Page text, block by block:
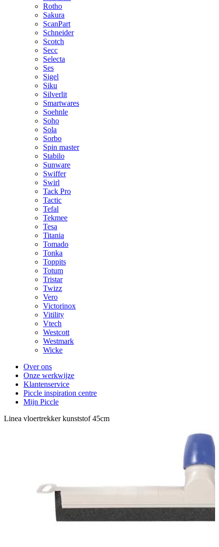
Rotho
Sakura
ScanPart
Schneider
Scotch
Secc
Selecta
Ses
Sigel
Siku
Silverlit
Smartwares
Soehnle
Soho
Sola
Sorbo
Spin master
Stabilo
Sunware
Swiffer
Swirl
Tack Pro
Tactic
Tefal
Tekmee
Tesa
Titania
Tomado
Tonka
Toppits
Totum
Tristar
Twizz
Vero
Victorinox
Vitility
Vtech
Westcott
Westmark
Wicke
Over ons
Onze werkwijze
Klantenservice
Piccle inspiration centre
Mijn Piccle
Linea vloertrekker kunststof 45cm